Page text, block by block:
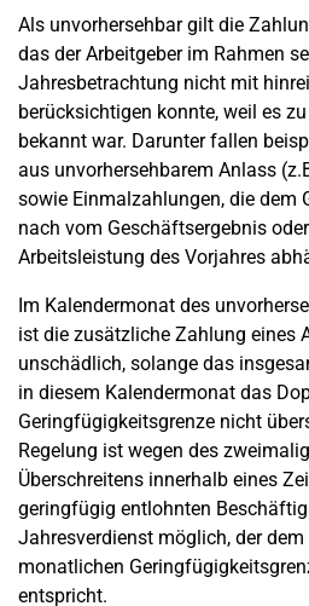
Als unvorhersehbar gilt die
das der Arbeitgeber im Rahmen
Jahresbetrachtung nicht mit
berücksichtigen konnte, weil es
bekannt war. Darunter fallen
aus unvorhersehbarem Anlass
sowie Einmalzahlungen, die dem
nach vom Geschäftsergebnis
Arbeitsleistung des Vorjahres
Im Kalendermonat des
ist die zusätzliche Zahlung eines
unschädlich, solange das
in diesem Kalendermonat das
Geringfügigkeitsgrenze nicht
Regelung ist wegen des
Überschreitens innerhalb eines
geringfügig entlohnten
Jahresverdienst möglich, der
monatlichen
entspricht.